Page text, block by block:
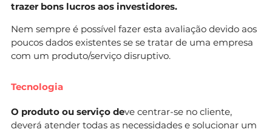
trazer bons lucros aos investidores.
Nem sempre é possível fazer esta avaliação devido aos
poucos dados existentes se se tratar de uma empresa
com um produto/serviço disruptivo.
Tecnologia
O produto ou serviço deve centrar-se no cliente,
deverá atender todas as necessidades e solucionar um